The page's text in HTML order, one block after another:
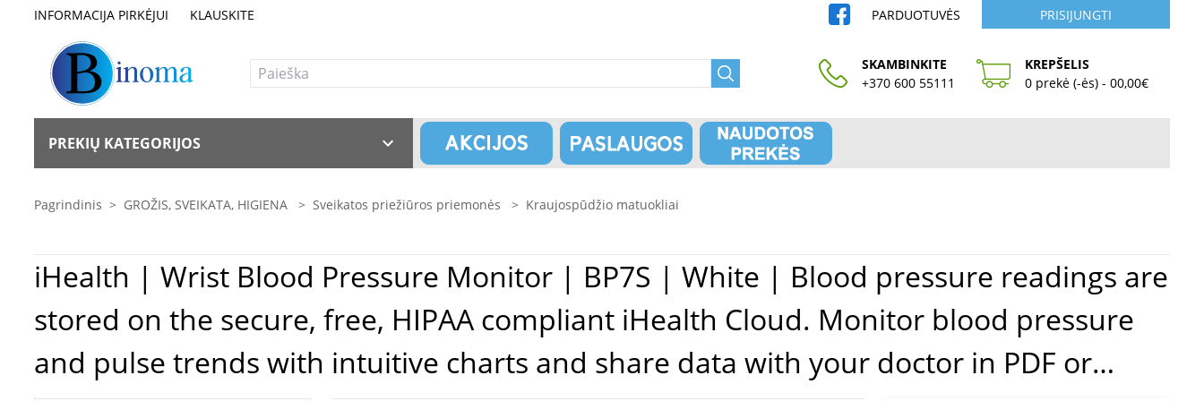
INFORMACIJA PIRKĖJUI KLAUSKITE PARDUOTUVĖS PRISIJUNGTI
SKAMBINKITE
+370 600 55111
KREPŠELIS
0 prekė (-ės) - 00,00€
PREKIŲ KATEGORIJOS
Pagrindinis > GROŽIS, SVEIKATA, HIGIENA > Sveikatos priežiūros priemonės > Kraujospūdžio matuokliai
iHealth | Wrist Blood Pressure Monitor | BP7S | White | Blood pressure readings are
stored on the secure, free, HIPAA compliant iHealth Cloud. Monitor blood pressure
and pulse trends with intuitive charts and share data with your doctor in PDF or